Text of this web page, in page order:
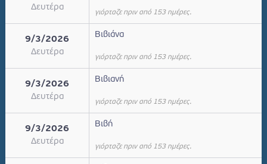
Δευτέρα
γιόρταζε πριν από 153 ημέρες.
9/3/2026
Δευτέρα
Βιβιάνα
γιόρταζε πριν από 153 ημέρες.
9/3/2026
Δευτέρα
Βιβιανή
γιόρταζε πριν από 153 ημέρες.
9/3/2026
Δευτέρα
Βιβή
γιόρταζε πριν από 153 ημέρες.